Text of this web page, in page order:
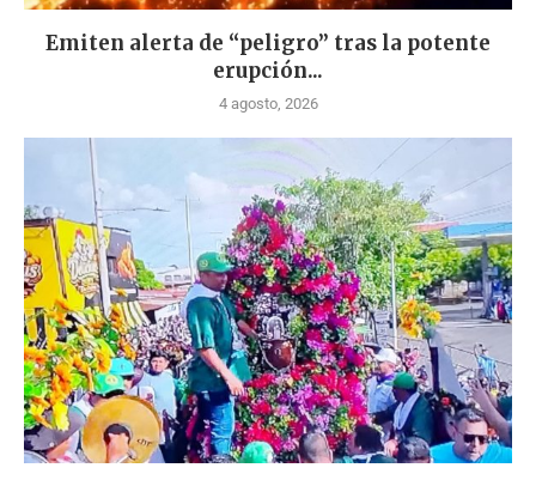
Emiten alerta de “peligro” tras la potente
erupción...
4 agosto, 2026